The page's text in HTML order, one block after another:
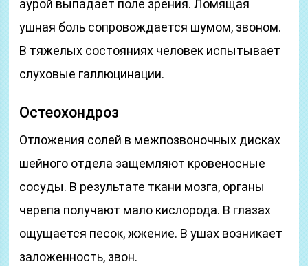
аурой выпадает поле зрения. Ломящая
ушная боль сопровождается шумом, звоном.
В тяжелых состояниях человек испытывает
слуховые галлюцинации.
Остеохондроз
Отложения солей в межпозвоночных дисках
шейного отдела защемляют кровеносные
сосуды. В результате ткани мозга, органы
черепа получают мало кислорода. В глазах
ощущается песок, жжение. В ушах возникает
заложенность, звон.